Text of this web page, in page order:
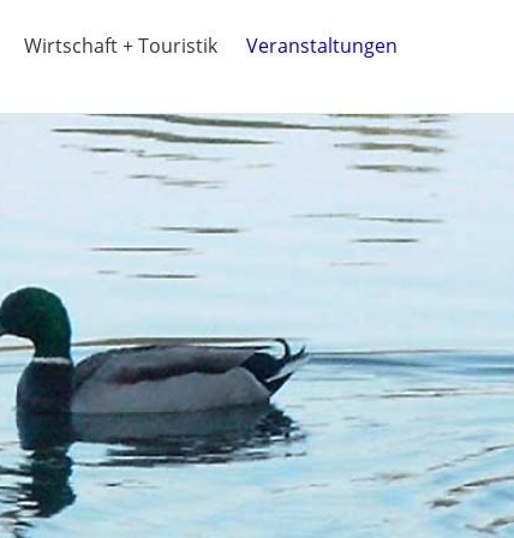
Wirtschaft + Touristik Veranstaltungen